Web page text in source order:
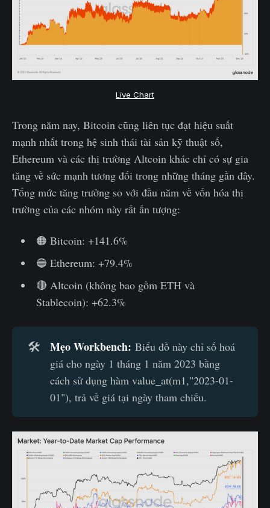
Live Chart
Trong năm nay, Bitcoin cũng liên tục đạt hiệu suất
mạnh nhất trong hệ sinh thái tài sản kỹ thuật số,
Ethereum và các thị trường Altcoin khác chỉ có sự gia
tăng về sức mạnh tương đối trong những tháng gần đây.
Tổng mức tăng trưởng so với đầu năm về vốn hóa thị
trường của các nhóm này rất ấn tượng:
🟠 Bitcoin: +141.6%
🔵 Ethereum: +79.4%
🔴 Altcoin (không bao gồm ETH và
Stablecoin): +62.3%
🛠️ Mẹo Workbench: Biểu đồ này chỉ số hoá
giá cho ngày 1 tháng 1 năm 2023 bằng
cách sử dụng hàm value_at(m1,"2023-01-
01"), trả về giá tại ngày tham chiếu.